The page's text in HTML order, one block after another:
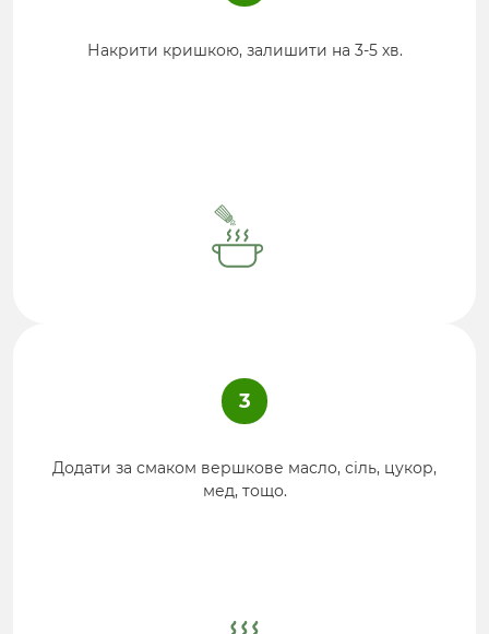
Накрити кришкою, залишити на 3-5 хв.
3
Додати за смаком вершкове масло, сіль, цукор,
мед, тощо.